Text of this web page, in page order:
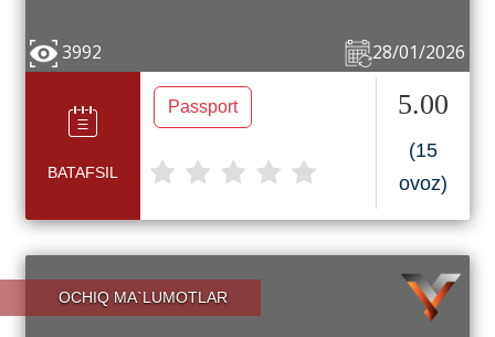
28/01/2026
3992
BATAFSIL
Passport 5.00
(15
ovoz)
OCHIQ MA`LUMOTLAR